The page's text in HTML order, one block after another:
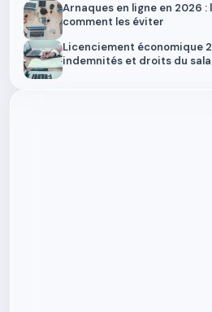
Arnaques en ligne en 2026
comment les éviter
Licenciement économique
indemnités et droits du